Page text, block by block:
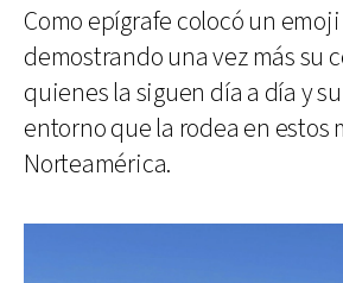
Como epígrafe colocó un
demostrando una vez más su
quienes la siguen día a día y
entorno que la rodea en estos
Norteamérica.